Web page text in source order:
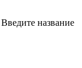
Введите название